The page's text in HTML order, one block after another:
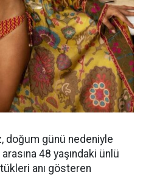
doğum günü nedeniyle
48 yaşındaki ünlü
anı gösteren